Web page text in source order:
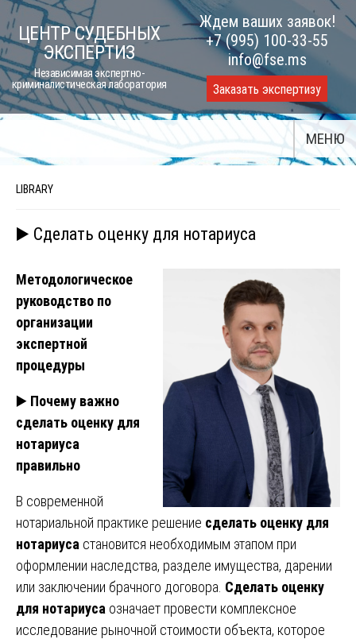
Skip
to
content
ЦЕНТР СУДЕБНЫХ
ЭКСПЕРТИЗ
Независимая экспертно-
криминалистическая лаборатория
Ждем ваших заявок!
+7 (995) 100-33-55
info@fse.ms
Заказать экспертизу
МЕНЮ
LIBRARY
▶️ Сделать оценку для нотариуса
Методологическое
руководство по
организации
экспертной
процедуры
▶️ Почему важно
сделать оценку для
нотариуса
правильно
В современной
нотариальной практике решение сделать оценку для
нотариуса становится необходимым этапом при
оформлении наследства, разделе имущества, дарении
или заключении брачного договора. Сделать оценку
для нотариуса означает провести комплексное
исследование рыночной стоимости объекта, которое